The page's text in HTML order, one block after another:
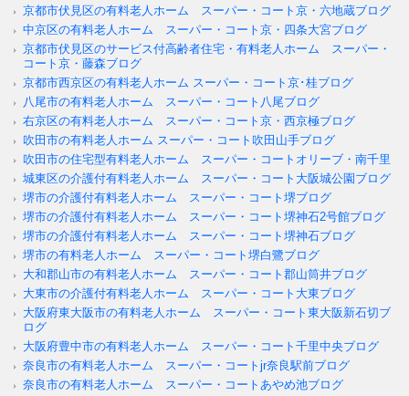
京都市伏見区の有料老人ホーム スーパー・コート京・六地蔵ブログ
中京区の有料老人ホーム スーパー・コート京・四条大宮ブログ
京都市伏見区のサービス付高齢者住宅・有料老人ホーム スーパー・
コート京・藤森ブログ
京都市西京区の有料老人ホーム スーパー・コート京･桂ブログ
八尾市の有料老人ホーム スーパー・コート八尾ブログ
右京区の有料老人ホーム スーパー・コート京・西京極ブログ
吹田市の有料老人ホーム スーパー・コート吹田山手ブログ
吹田市の住宅型有料老人ホーム スーパー・コートオリーブ・南千里
城東区の介護付有料老人ホーム スーパー・コート大阪城公園ブログ
堺市の介護付有料老人ホーム スーパー・コート堺ブログ
堺市の介護付有料老人ホーム スーパー・コート堺神石2号館ブログ
堺市の介護付有料老人ホーム スーパー・コート堺神石ブログ
堺市の有料老人ホーム スーパー・コート堺白鷺ブログ
大和郡山市の有料老人ホーム スーパー・コート郡山筒井ブログ
大東市の介護付有料老人ホーム スーパー・コート大東ブログ
大阪府東大阪市の有料老人ホーム スーパー・コート東大阪新石切ブ
ログ
大阪府豊中市の有料老人ホーム スーパー・コート千里中央ブログ
奈良市の有料老人ホーム スーパー・コートjr奈良駅前ブログ
奈良市の有料老人ホーム スーパー・コートあやめ池ブログ